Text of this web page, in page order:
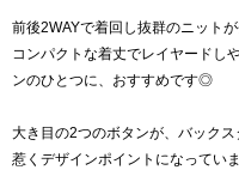
前後2WAYで着回し抜群のニットが
コンパクトな着丈でレイヤードし
ンのひとつに、おすすめです◎
大き目の2つのボタンが、バック
惹くデザインポイントになっていま